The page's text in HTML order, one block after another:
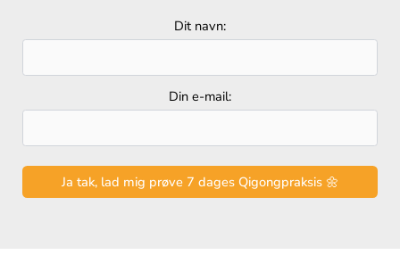
Dit navn:
Din e-mail: